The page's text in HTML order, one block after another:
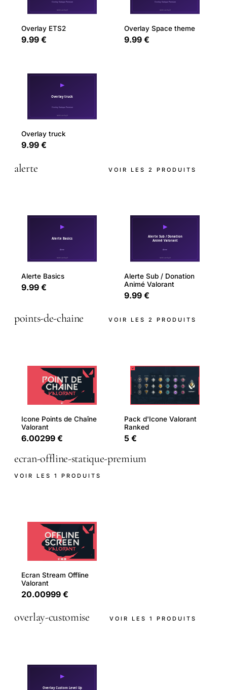
Overlay ETS2
9.99 €
Overlay Space theme
9.99 €
Overlay truck
9.99 €
alerte VOIR LES 2 PRODUITS
Alerte Basics
9.99 €
Alerte Sub / Donation
Animé Valorant
9.99 €
points-de-chaine VOIR LES 2 PRODUITS
Icone Points de Chaîne
Valorant
6.00299 €
Pack d'Icone Valorant
Ranked
5 €
ecran-offline-statique-premium
VOIR LES 1 PRODUITS
Ecran Stream Offline
Valorant
20.00999 €
overlay-customise VOIR LES 1 PRODUITS